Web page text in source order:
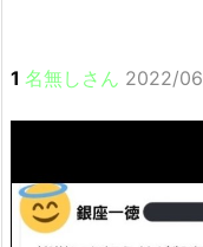
1 名無しさん 2022/